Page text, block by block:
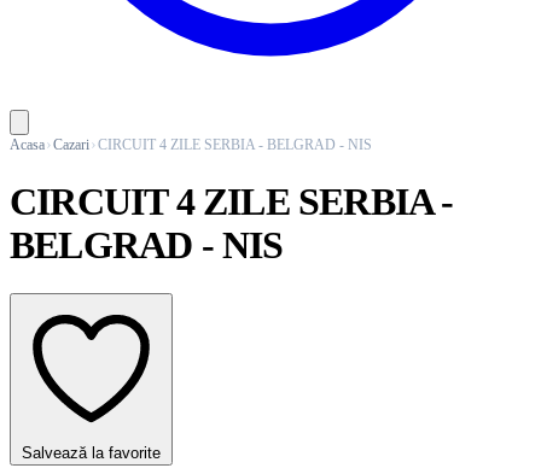
Acasa Cazari CIRCUIT 4 ZILE SERBIA - BELGRAD - NIS
CIRCUIT 4 ZILE SERBIA -
BELGRAD - NIS
Salvează la favorite